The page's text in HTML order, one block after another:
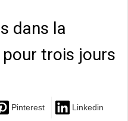
dans la
pour trois jours
Pinterest Linkedin